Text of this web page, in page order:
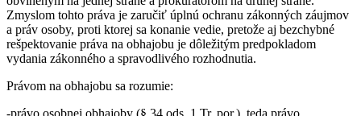
Zmyslom tohto práva je zaručiť úplnú ochranu zákonných záujmov
a práv osoby, proti ktorej sa konanie vedie, pretože aj bezchybné
rešpektovanie práva na obhajobu je dôležitým predpokladom
vydania zákonného a spravodlivého rozhodnutia.
Právom na obhajobu sa rozumie:
-právo osobnej obhajoby (§ 34 ods. 1 Tr. por.), teda právo